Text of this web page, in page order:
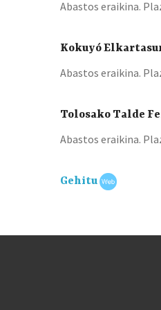
Abastos eraikina.
Kokuyó
Abastos eraikina.
Tolosako Talde
Abastos eraikina.
Gehitu